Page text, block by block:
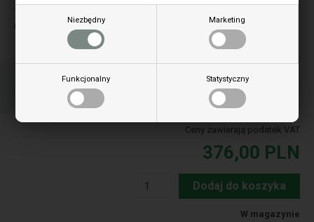
Niezbędny Marketing
Funkcjonalny Statystyczny
600
Zamów przedmiot(y) przed godziną 15:00
w dni powszednie i wysyłamy tego samego dnia
Twoje zamówienie zostanie wysłane mandag
Ceny zawierają podatek VAT
376,00 PLN
Dodaj do koszyka
W magazynie